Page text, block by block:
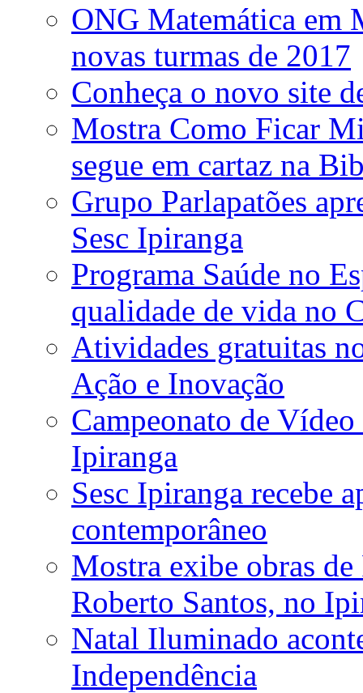
ONG Matemática em
novas turmas de 2017
Conheça o novo site
Mostra Como Ficar
segue em cartaz na
Grupo Parlapatões
Sesc Ipiranga
Programa Saúde no
qualidade de vida no
Atividades gratuitas
Ação e Inovação
Campeonato de
Ipiranga
Sesc Ipiranga recebe
contemporâneo
Mostra exibe obras
Roberto Santos, no
Natal Iluminado
Independência